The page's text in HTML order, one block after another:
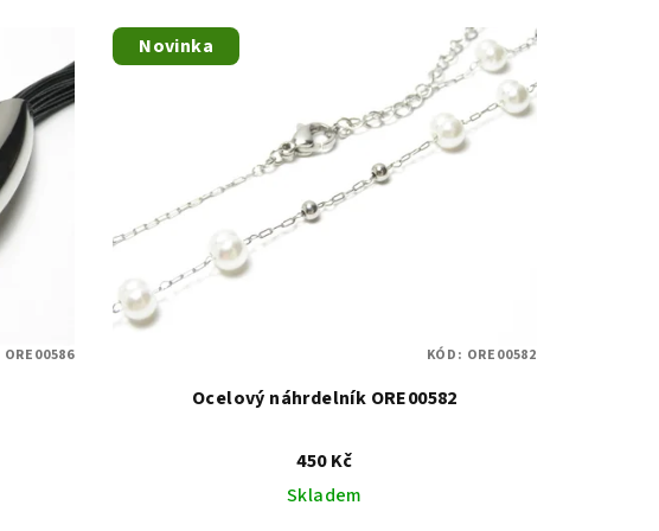
ORE00586
Novinka
Ocelový náhrdelník ORE00582
450 Kč
Skladem
KÓD: ORE00582